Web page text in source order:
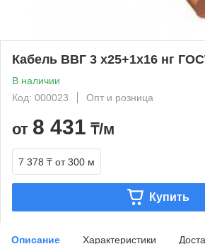
Кабель ВВГ 3 х25+1х16 нг
В наличии
Код: 000023
Опт и розница
от 8 431 ₸/м
7 378 ₸ от 300 м
Купить
Описание Характеристики